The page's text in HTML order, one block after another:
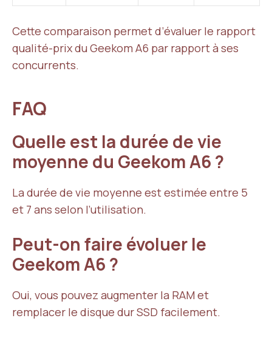
Cette comparaison permet d’évaluer le rapport
qualité-prix du Geekom A6 par rapport à ses
concurrents.
FAQ
Quelle est la durée de vie
moyenne du Geekom A6 ?
La durée de vie moyenne est estimée entre 5
et 7 ans selon l’utilisation.
Peut-on faire évoluer le
Geekom A6 ?
Oui, vous pouvez augmenter la RAM et
remplacer le disque dur SSD facilement.